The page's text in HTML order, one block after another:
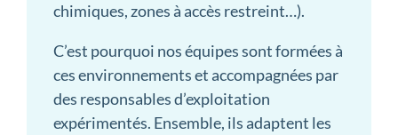
chimiques, zones à accès restreint…).
C’est pourquoi nos équipes sont formées à
ces environnements et accompagnées par
des responsables d’exploitation
expérimentés. Ensemble, ils adaptent les